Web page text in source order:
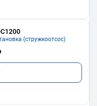
(стружкоотсос)